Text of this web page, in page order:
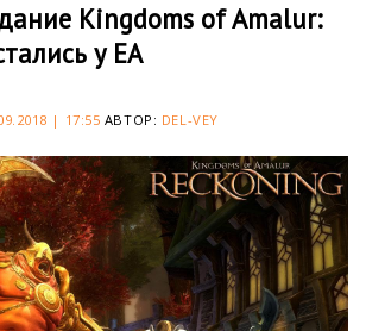
Kingdoms of Amalur:
у EA
| 17:55 АВТОР: DEL-VEY